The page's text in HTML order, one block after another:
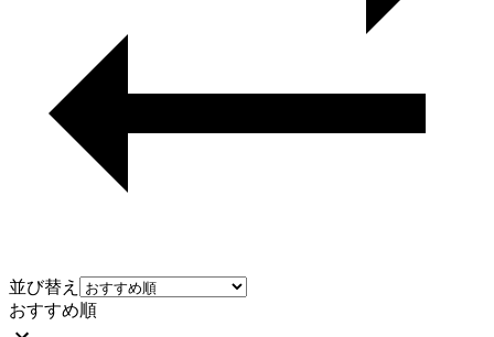
並び替え
おすすめ順